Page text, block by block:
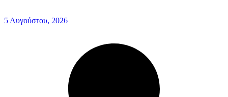
5 Αυγούστου, 2026